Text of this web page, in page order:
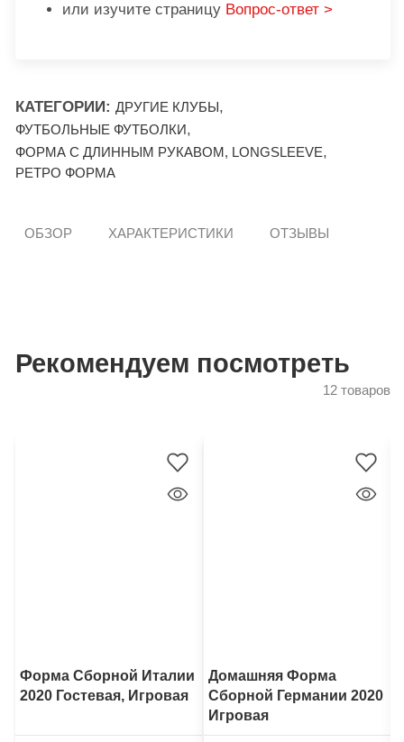
или изучите страницу Вопрос-ответ >
КАТЕГОРИИ: ДРУГИЕ КЛУБЫ,
ФУТБОЛЬНЫЕ ФУТБОЛКИ,
ФОРМА С ДЛИННЫМ РУКАВОМ, LONGSLEEVE,
РЕТРО ФОРМА
ОБЗОР ХАРАКТЕРИСТИКИ ОТЗЫВЫ
Рекомендуем посмотреть
12 товаров
Форма Сборной Италии
2020 Гостевая, Игровая
Домашняя Форма
Сборной Германии 2020
Игровая